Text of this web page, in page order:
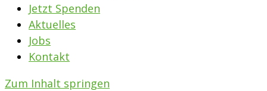
Jetzt Spenden
Aktuelles
Jobs
Kontakt
Zum Inhalt springen